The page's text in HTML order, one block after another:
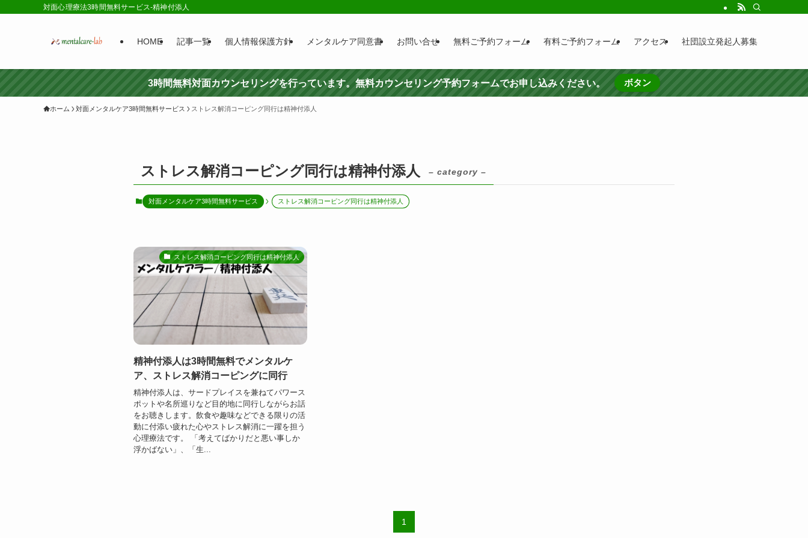
対面心理療法3時間無料サービス-精神付添人
HOME 記事一覧 個人情報保護方針 メンタルケア同意書 お問い合せ 無料ご予約フォーム 有料ご予約フォーム アクセス 社団設立発起人募集
3時間無料対面カウンセリングを行っています。無料カウンセリング予約フォームでお申し込みください。 ボタン
ホーム 対面メンタルケア3時間無料サービス ストレス解消コーピング同行は精神付添人
ストレス解消コーピング同行は精神付添人 – category –
対面メンタルケア3時間無料サービス ストレス解消コーピング同行は精神付添人
ストレス解消コーピング同行は精神付添人
精神付添人は3時間無料でメンタルケ
ア、ストレス解消コーピングに同行
精神付添人は、サードプレイスを兼ねてパワース
ポットや名所巡りなど目的地に同行しながらお話
をお聴きします。飲食や趣味などできる限りの活
動に付添い疲れた心やストレス解消に一躍を担う
心理療法です。 「考えてばかりだと悪い事しか
浮かばない」、「生...
1